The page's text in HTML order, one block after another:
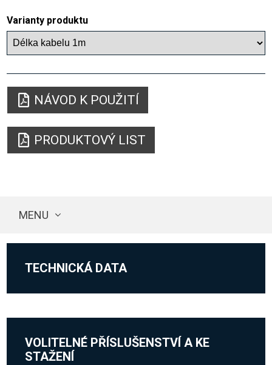
Varianty produktu
NÁVOD K POUŽITÍ
PRODUKTOVÝ LIST
MENU
TECHNICKÁ DATA
VOLITELNÉ PŘÍSLUŠENSTVÍ A KE
STAŽENÍ